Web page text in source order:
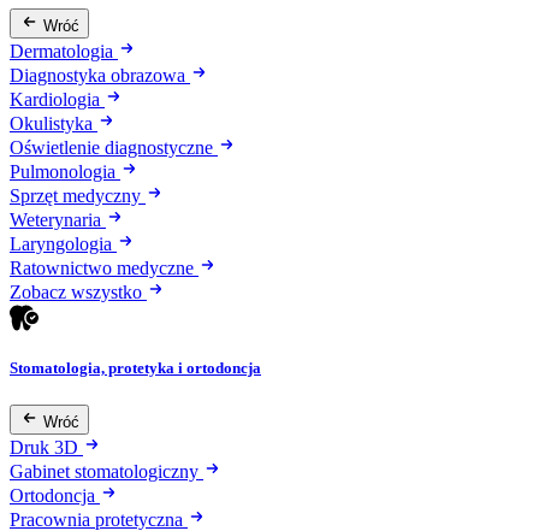
Wróć
Dermatologia
Diagnostyka obrazowa
Kardiologia
Okulistyka
Oświetlenie diagnostyczne
Pulmonologia
Sprzęt medyczny
Weterynaria
Laryngologia
Ratownictwo medyczne
Zobacz wszystko
Stomatologia, protetyka i ortodoncja
Wróć
Druk 3D
Gabinet stomatologiczny
Ortodoncja
Pracownia protetyczna